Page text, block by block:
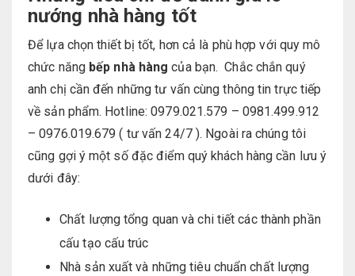
nướng nhà hàng tốt
Để lựa chọn thiết bị tốt, hơn cả là phù hợp với quy mô
chức năng bếp nhà hàng của bạn. Chắc chắn quý
anh chị cần đến những tư vấn cùng thông tin trực tiếp
về sản phẩm. Hotline: 0979.021.579 – 0981.499.912
– 0976.019.679 ( tư vấn 24/7 ). Ngoài ra chúng tôi
cũng gợi ý một số đặc điểm quý khách hàng cần lưu ý
dưới đây:
Chất lượng tổng quan và chi tiết các thành phần
cấu tạo cấu trúc
Nhà sản xuất và những tiêu chuẩn chất lượng